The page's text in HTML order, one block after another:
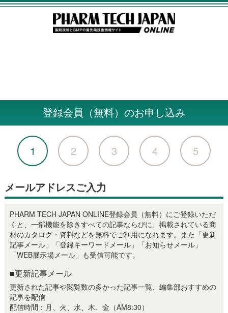
登録会員（無料）のお申し込み
1 2 3 4 5
メールアドレスご入力
PHARM TECH JAPAN ONLINE登録会員（無料）にご登録いただ
くと、一部機能を除きすべての記事ならびに、掲載されている商
材のカタログ・資料などを無料でご利用になれます。また「更新
記事メール」「登録キーワードメール」「お知らせメール」
「WEB展示場メール」も受信可能です。
■更新記事メール
更新された記事や閲覧数の多かった記事一覧、編集部おすすめの
記事を配信
配信時間：月、火、水、木、金（AM8:30）